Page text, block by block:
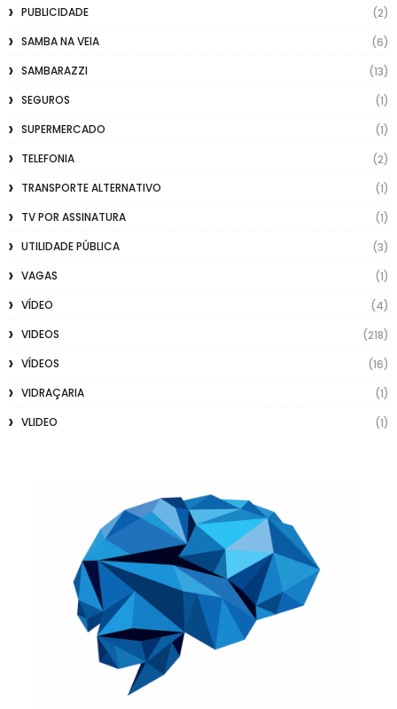
PUBLICIDADE
(2)
SAMBA NA VEIA
(6)
SAMBARAZZI
(13)
SEGUROS
(1)
SUPERMERCADO
(1)
TELEFONIA
(2)
TRANSPORTE ALTERNATIVO
(1)
TV POR ASSINATURA
(1)
UTILIDADE PÚBLICA
(3)
VAGAS
(1)
VÍDEO
(4)
VIDEOS
(218)
VÍDEOS
(16)
VIDRAÇARIA
(1)
VLIDEO
(1)